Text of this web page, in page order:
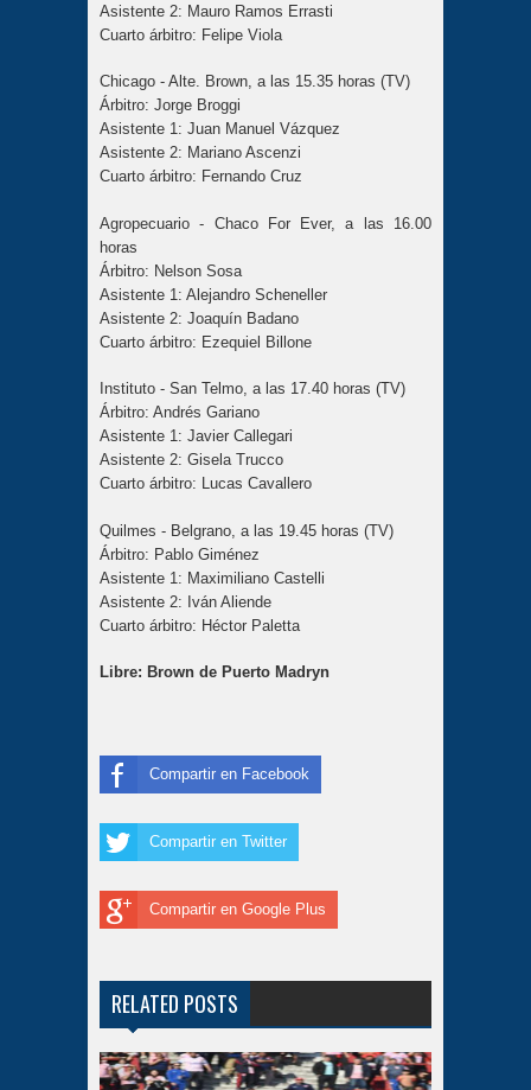
Asistente 2: Mauro Ramos Errasti
Cuarto árbitro: Felipe Viola
Chicago - Alte. Brown, a las 15.35 horas (TV)
Árbitro: Jorge Broggi
Asistente 1: Juan Manuel Vázquez
Asistente 2: Mariano Ascenzi
Cuarto árbitro: Fernando Cruz
Agropecuario - Chaco For Ever, a las 16.00
horas
Árbitro: Nelson Sosa
Asistente 1: Alejandro Scheneller
Asistente 2: Joaquín Badano
Cuarto árbitro: Ezequiel Billone
Instituto - San Telmo, a las 17.40 horas (TV)
Árbitro: Andrés Gariano
Asistente 1: Javier Callegari
Asistente 2: Gisela Trucco
Cuarto árbitro: Lucas Cavallero
Quilmes - Belgrano, a las 19.45 horas (TV)
Árbitro: Pablo Giménez
Asistente 1: Maximiliano Castelli
Asistente 2: Iván Aliende
Cuarto árbitro: Héctor Paletta
Libre: Brown de Puerto Madryn
Compartir en Facebook
Compartir en Twitter
Compartir en Google Plus
RELATED POSTS